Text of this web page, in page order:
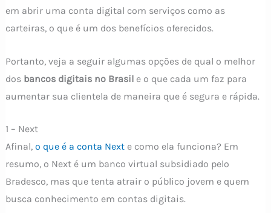
em abrir uma conta digital com serviços como as
carteiras, o que é um dos benefícios oferecidos.
Portanto, veja a seguir algumas opções de qual o melhor
dos bancos digitais no Brasile o que cada um faz para
aumentar sua clientela de maneira que é segura e rápida.
1 – Next
Afinal, o que é a conta Nexte como ela funciona? Em
resumo, o Next é um banco virtual subsidiado pelo
Bradesco, mas que tenta atrair o público jovem e quem
busca conhecimento em contas digitais.